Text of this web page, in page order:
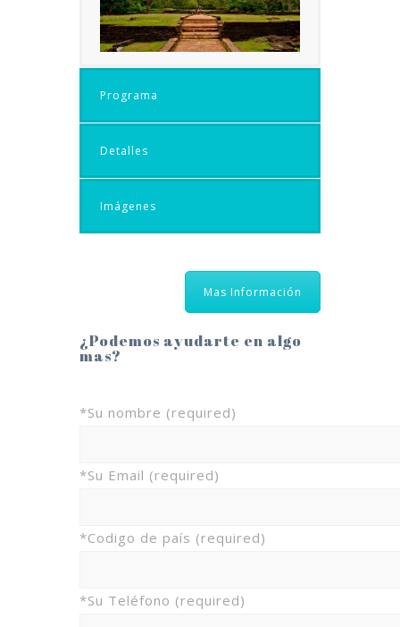
Programa
Detalles
Imágenes
Mas Información
¿Podemos ayudarte en algo
mas?
*Su nombre (required)
*Su Email (required)
*Codigo de país (required)
*Su Teléfono (required)